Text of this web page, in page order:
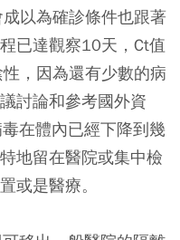
以為確診條件也跟著
已達觀察10天，Ct值
，因為還有少數的病
討論和參考國外資
在體內已經下降到幾
地留在醫院或集中檢
或是醫療。